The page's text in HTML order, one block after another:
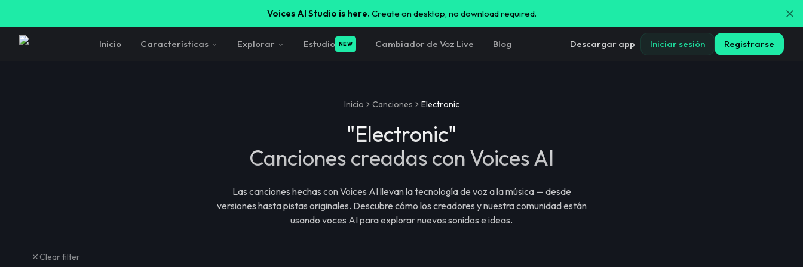
Voices AI Studio is here. Create on desktop, no download required.
Inicio Características Explorar Estudio NEW Cambiador de Voz Live Blog Descargar app Iniciar sesión Registrarse
Inicio Canciones Electronic
"Electronic"
Canciones creadas con Voices AI
Las canciones hechas con Voices AI llevan la tecnología de voz a la música — desde
versiones hasta pistas originales. Descubre cómo los creadores y nuestra comunidad están
usando voces AI para explorar nuevos sonidos e ideas.
Clear filter